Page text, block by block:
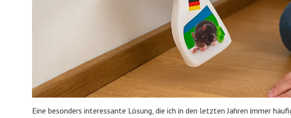
Eine besonders interessante Lösung, die ich in den letzten Jahren immer